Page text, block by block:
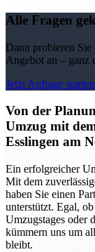
Alle Fragen
Dann probieren
Angebot an – ganz
Jetzt Anfrage starten
Von der
Umzug mit
Esslingen am
Ein erfolgreicher
Mit dem
haben Sie einen
unterstützt. Egal,
Umzugstages oder
kümmern uns um
bleibt.